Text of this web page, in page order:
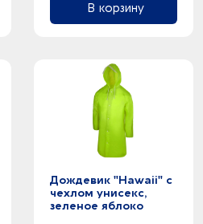
В корзину
Дождевик "Hawaii" c
чехлом унисекс,
зеленое яблоко